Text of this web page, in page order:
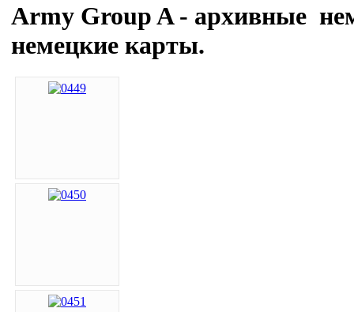
Army Group A- архивные
немецкие карты.